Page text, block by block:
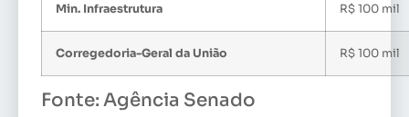
Min. Infraestrutura R$ 100 mil
Corregedoria-Geral da União R$ 100 mil
Fonte: Agência Senado